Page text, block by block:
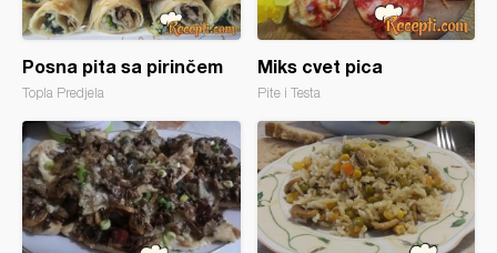
Posna pita sa pirinčem
Topla Predjela
Miks cvet pica
Pite i Testa